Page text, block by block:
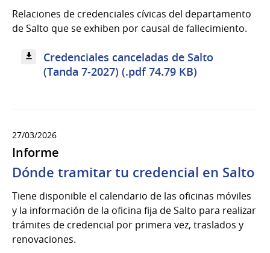
Relaciones de credenciales cívicas del departamento
de Salto que se exhiben por causal de fallecimiento.
Credenciales canceladas de Salto
(Tanda 7-2027) (.pdf 74.79 KB)
27/03/2026
Informe
Dónde tramitar tu credencial en Salto
Tiene disponible el calendario de las oficinas móviles
y la información de la oficina fija de Salto para realizar
trámites de credencial por primera vez, traslados y
renovaciones.